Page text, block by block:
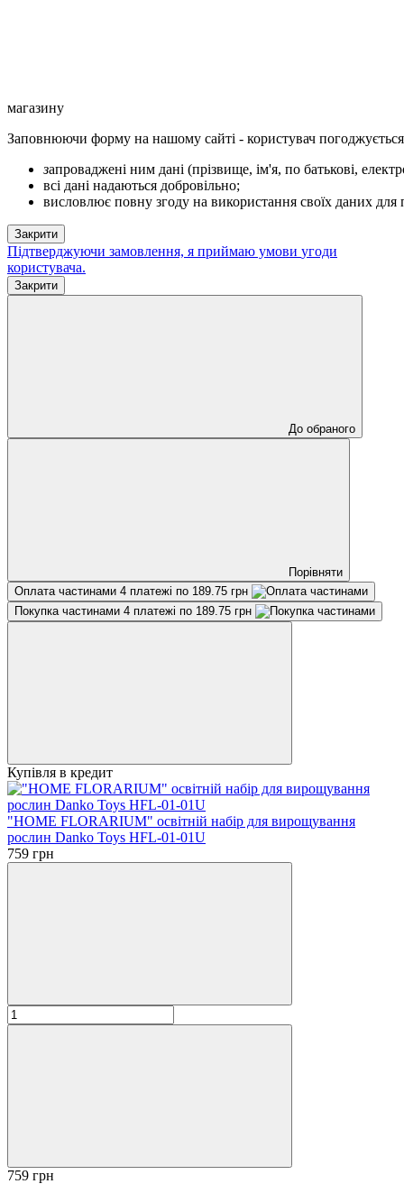
магазину
Заповнюючи форму на нашому сайті - користувач
запроваджені ним дані (прізвище, ім'я, по батькові,
всі дані надаються добровільно;
висловлює повну згоду на використання своїх даних для
Закрити
Підтверджуючи замовлення, я приймаю умови угоди
користувача.
Закрити
До обраного
Порівняти
Оплата частинами 4 платежі по 189.75 грн
Покупка частинами 4 платежі по 189.75 грн
Купівля в кредит
"HOME FLORARIUM" освітній набір для вирощування
рослин Danko Toys HFL-01-01U
759 грн
759 грн